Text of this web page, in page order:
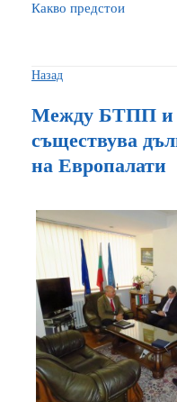
Какво предстои
Назад
Между БТПП и
съществува
на Европалати